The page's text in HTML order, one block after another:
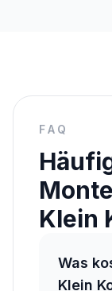
FAQ
Klein
Was
Klein